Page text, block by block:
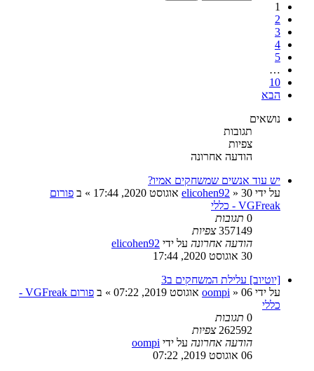
1
2
3
4
5
…
10
הבא
נושאים
תגובות
צפיות
הודעה אחרונה
יש עוד אנשים שמשחקים אמיו?
על ידי
elicohen92 » 30 אוגוסט 2020, 17:44 » ב פורום
VGFreak - כללי
0 תגובות
357149 צפיות
הודעה אחרונה על ידי elicohen92
30 אוגוסט 2020, 17:44
[יוטיוב] עלילת המשחקים ב3
על ידי
oompi » 06 אוגוסט 2019, 07:22 » ב
פורום VGFreak -
כללי
0 תגובות
262592 צפיות
הודעה אחרונה על ידי oompi
06 אוגוסט 2019, 07:22